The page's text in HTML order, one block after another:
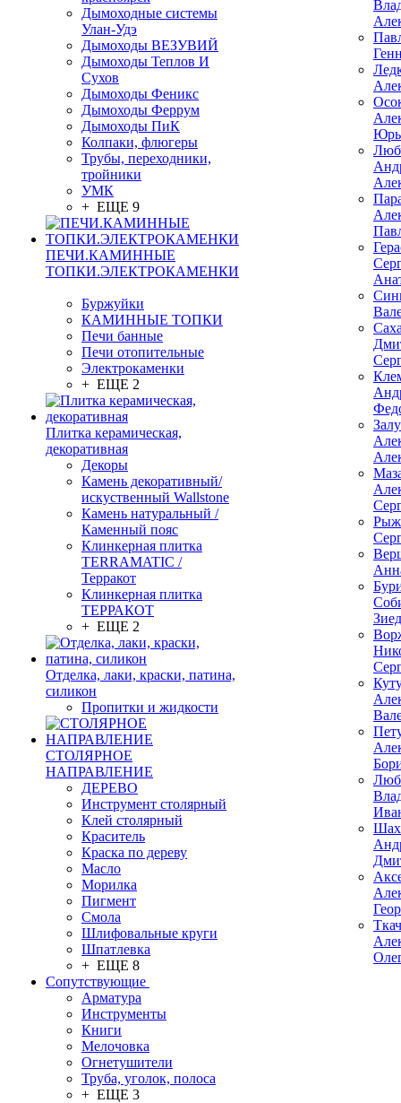
Дымоходные системы
Улан-Удэ
Дымоходы ВЕЗУВИЙ
Дымоходы Теплов И
Сухов
Дымоходы Феникс
Дымоходы Феррум
Дымоходы ПиК
Колпаки, флюгеры
Трубы, переходники,
тройники
УМК
+ ЕЩЕ 9
ПЕЧИ.КАМИННЫЕ
ТОПКИ.ЭЛЕКТРОКАМЕНКИ
Буржуйки
КАМИННЫЕ ТОПКИ
Печи банные
Печи отопительные
Электрокаменки
+ ЕЩЕ 2
Плитка керамическая,
декоративная
Декоры
Камень декоративный/
искуственный Wallstone
Камень натуральный /
Каменный пояс
Клинкерная плитка
TERRAMATIC /
Терракот
Клинкерная плитка
ТЕРРАКОТ
+ ЕЩЕ 2
Отделка, лаки, краски, патина,
силикон
Пропитки и жидкости
СТОЛЯРНОЕ
НАПРАВЛЕНИЕ
ДЕРЕВО
Инструмент столярный
Клей столярный
Краситель
Краска по дереву
Масло
Морилка
Пигмент
Смола
Шлифовальные круги
Шпатлевка
+ ЕЩЕ 8
Сопутствующие
Арматура
Инструменты
Книги
Мелочовка
Огнетушители
Труба, уголок, полоса
+ ЕЩЕ 3